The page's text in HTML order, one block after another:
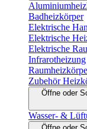
Badheizkörper
Elektrische
Elektrische
Elektrische
Infrarotheizung
Zubehör
Öffne oder
Wasser- &